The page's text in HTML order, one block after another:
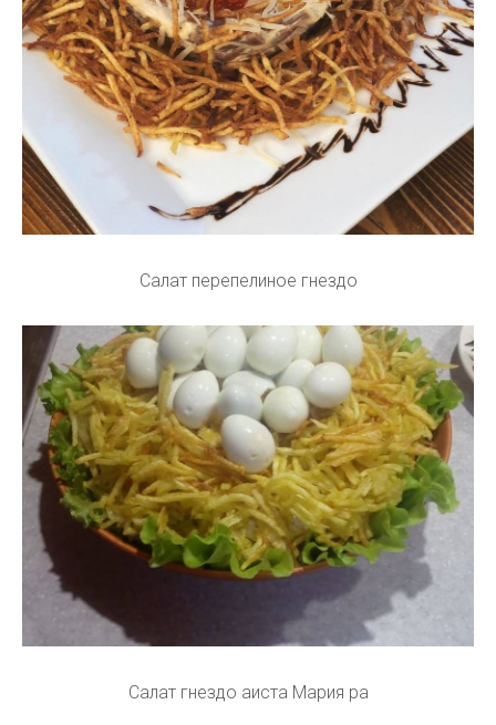
Салат перепелиное гнездо
Салат гнездо аиста Мария ра